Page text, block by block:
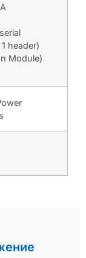
header)
Module)